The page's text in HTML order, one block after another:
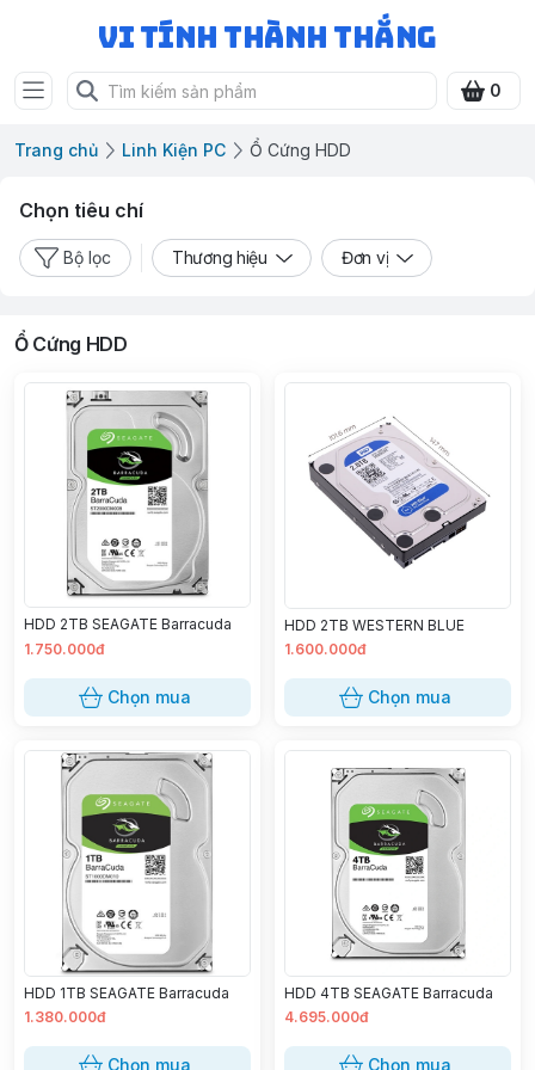
Vi Tính Thành Thắng
0
Trang chủ Linh Kiện PC Ổ Cứng HDD
Chọn tiêu chí
Bộ lọc Thương hiệu Đơn vị
Ổ Cứng HDD
HDD 2TB SEAGATE Barracuda
1.750.000đ
Chọn mua
HDD 2TB WESTERN BLUE
1.600.000đ
Chọn mua
HDD 1TB SEAGATE Barracuda
1.380.000đ
Chọn mua
HDD 4TB SEAGATE Barracuda
4.695.000đ
Chọn mua